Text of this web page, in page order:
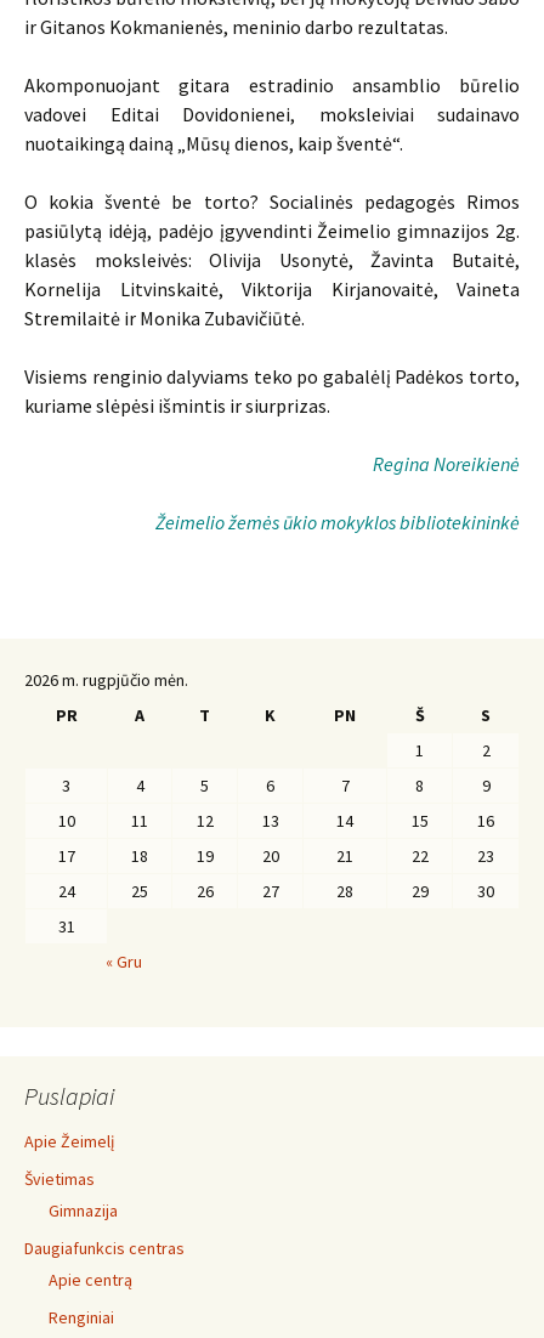
ir Gitanos Kokmanienės, meninio darbo rezultatas.
Akomponuojant gitara estradinio ansamblio būrelio
vadovei Editai Dovidonienei, moksleiviai sudainavo
nuotaikingą dainą „Mūsų dienos, kaip šventė“.
O kokia šventė be torto? Socialinės pedagogės Rimos
pasiūlytą idėją, padėjo įgyvendinti Žeimelio gimnazijos 2g.
klasės moksleivės: Olivija Usonytė, Žavinta Butaitė,
Kornelija Litvinskaitė, Viktorija Kirjanovaitė, Vaineta
Stremilaitė ir Monika Zubavičiūtė.
Visiems renginio dalyviams teko po gabalėlį Padėkos torto,
kuriame slėpėsi išmintis ir siurprizas.
Regina Noreikienė
Žeimelio žemės ūkio mokyklos bibliotekininkė
2026 m. rugpjūčio mėn.
PR
A T K PN Š
S
1
2
3
4 5 6 7 8
9
10
11 12 13 14 15
16
17
18 19 20 21 22
23
24
25 26 27 28 29
30
31
« Gru
Puslapiai
Apie Žeimelį
Švietimas
Gimnazija
Daugiafunkcis centras
Apie centrą
Renginiai